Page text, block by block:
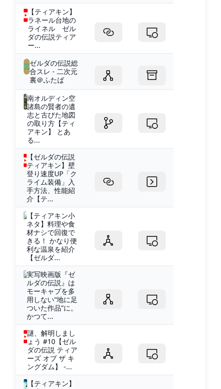
【ティアキン】
ラネール台地の
ライネル ゼル
ダの伝説ティア
ー...
ゼルダの伝説総
合スレ - 二次元
裏＠ふたば
南オルディン空
諸島の賢者の遺
志と古びた地図
の取り方【ティ
アキン】 とあ
る...
【ゼルダの伝説
ティアキン】壁
登り速度UP「ク
ライム装備」入
手方法、性能紹
介【テ...
【ティアキン小
ネタ】料理や食
材ナシで回復で
きる！ かなり便
利な温泉を紹介
【ゼルダ...
実写映画版『ゼ
ルダの伝説』は
モーキャプを多
用しない“地に足
ついた作品”に。
かつて...
謎、解明しまし
ょう #10【ゼル
ダの伝説 ティア
ーズ オブ ザ キ
ングダム】 -...
【ティアキン】